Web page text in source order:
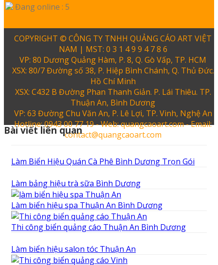
Đang online : 5
COPYRIGHT © CÔNG TY TNHH QUẢNG CÁO ART VIỆT
NAM | MST: 0 3 1 4 9 9 4 7 8 6
VP: 80 Dương Quảng Hàm, P. 8, Q. Gò Vấp, TP. HCM
XSX: 80/7 Đường số 38, P. Hiệp Bình Chánh, Q. Thủ Đức.
Hồ Chí Minh
XSX: C432 B Đường Phan Thanh Giản. P. Lái Thiêu. TP.
Thuận An, Bình Dương
VP: 63 Đường Chu Văn An, P. Lê Lợi, TP. Vinh, Nghệ An
Hotline: 0943 00 77 19 - Web: quangcaoart.com - Email:
contact@quangcaoart.com
Bài viết liên quan
Làm Biển Hiệu Quán Cà Phê Bình Dương Trọn Gói
Làm bảng hiệu trà sữa Bình Dương
Làm biển hiệu spa Thuận An Bình Dương
Thi công biển quảng cáo Thuận An Bình Dương
Làm biển hiệu salon tóc Thuận An